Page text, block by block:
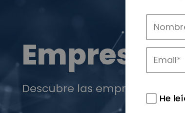
Empresas
Descubre las empresas que
He